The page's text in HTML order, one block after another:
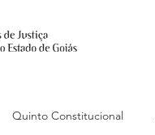
Quinto Constitucional